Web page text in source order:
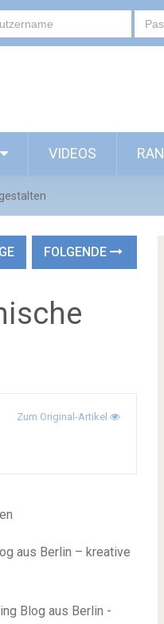
VIDEOS
FOLGENDE
Zum Original-Artikel
aus Berlin – kreative
Blog aus Berlin -